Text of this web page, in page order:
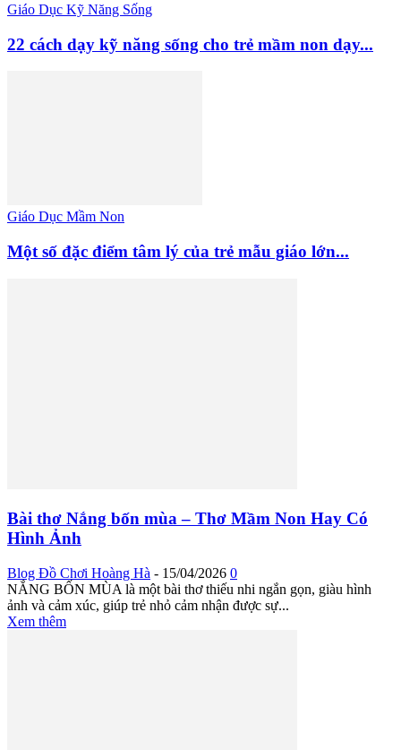
Giáo Dục Kỹ Năng Sống
22 cách dạy kỹ năng sống cho trẻ mầm non dạy...
Giáo Dục Mầm Non
Một số đặc điểm tâm lý của trẻ mẫu giáo lớn...
Bài thơ Nắng bốn mùa – Thơ Mầm Non Hay Có
Hình Ảnh
Blog Đồ Chơi Hoàng Hà - 15/04/2026 0
NẮNG BỐN MÙA là một bài thơ thiếu nhi ngắn gọn, giàu hình
ảnh và cảm xúc, giúp trẻ nhỏ cảm nhận được sự...
Xem thêm